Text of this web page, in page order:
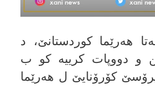
هەرێما كوردستانێ، د
و دووپات كرییه‌ كو‌ ب
كۆرۆنایێ ل هەرێما